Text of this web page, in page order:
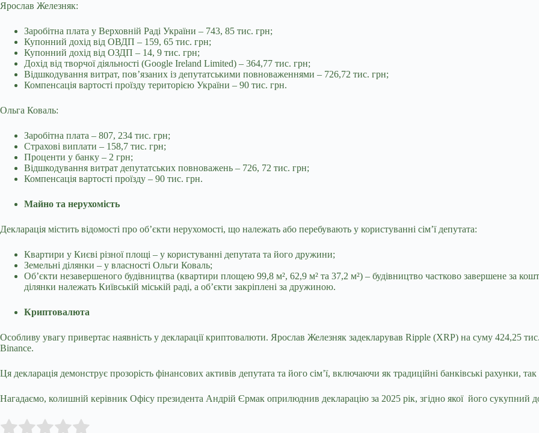
Ярослав Железняк:
Заробітна плата у Верховній Раді України – 743, 85 тис. грн;
Купонний дохід від ОВДП – 159, 65 тис. грн;
Купонний дохід від ОЗДП – 14, 9 тис. грн;
Дохід від творчої діяльності (Google Ireland Limited) – 364,77 тис. грн;
Відшкодування витрат, пов’язаних із депутатськими повноваженнями – 726,72 тис. грн;
Компенсація вартості проїзду територією України – 90 тис. грн.
Ольга Коваль:
Заробітна плата – 807, 234 тис. грн;
Страхові виплати – 158,7 тис. грн;
Проценти у банку – 2 грн;
Відшкодування витрат депутатських повноважень – 726, 72 тис. грн;
Компенсація вартості проїзду – 90 тис. грн.
Майно та нерухомість
Декларація містить відомості про об’єкти нерухомості, що належать або перебувають у користуванні сім’ї депутата:
Квартири у Києві різної площі – у користуванні депутата та його дружини;
Земельні ділянки – у власності Ольги Коваль;
Об’єкти незавершеного будівництва (квартири площею 99,8 м², 62,9 м² та 37,2 м²) – будівництво частково завершене за
ділянки належать Київській міській раді, а об’єкти закріплені за дружиною.
Криптовалюта
Особливу увагу привертає наявність у декларації криптовалюти. Ярослав Железняк задекларував Ripple (XRP) на суму 424,25
Binance.
Ця декларація демонструє прозорість фінансових активів депутата та його сім’ї, включаючи як традиційні банківські рахунки,
Нагадаємо, колишній керівник Офісу президента Андрій Єрмак оприлюднив декларацію за 2025 рік, згідно якої його сукупний
Rate this item: